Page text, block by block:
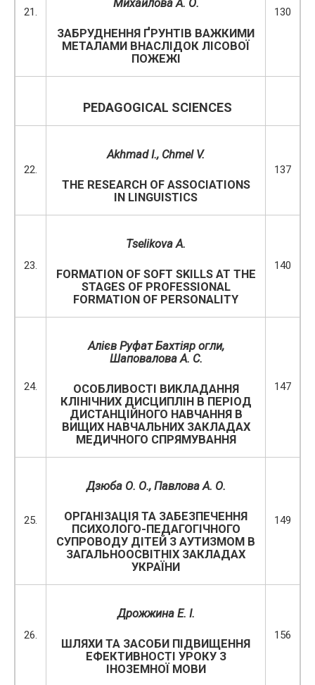
21.
Михайлова А. О.
ЗАБРУДНЕННЯ ҐРУНТІВ ВАЖКИМИ
МЕТАЛАМИ ВНАСЛІДОК ЛІСОВОЇ
ПОЖЕЖІ
130
PEDAGOGICAL SCIENCES
22.
Akhmad I., Chmel V.
THE RESEARCH OF ASSOCIATIONS
IN LINGUISTICS
137
23.
Tselikova A.
FORMATION OF SOFT SKILLS AT THE
STAGES OF PROFESSIONAL
FORMATION OF PERSONALITY
140
24.
Алієв Руфат Бахтіяр огли,
Шаповалова А. С.
ОСОБЛИВОСТІ ВИКЛАДАННЯ
КЛІНІЧНИХ ДИСЦИПЛІН В ПЕРІОД
ДИСТАНЦІЙНОГО НАВЧАННЯ В
ВИЩИХ НАВЧАЛЬНИХ ЗАКЛАДАХ
МЕДИЧНОГО СПРЯМУВАННЯ
147
25.
Дзюба О. О., Павлова А. О.
ОРГАНІЗАЦІЯ ТА ЗАБЕЗПЕЧЕННЯ
ПСИХОЛОГО-ПЕДАГОГІЧНОГО
СУПРОВОДУ ДІТЕЙ З АУТИЗМОМ В
ЗАГАЛЬНООСВІТНІХ ЗАКЛАДАХ
УКРАЇНИ
149
26.
Дрожжина Е. І.
ШЛЯХИ ТА ЗАСОБИ ПІДВИЩЕННЯ
ЕФЕКТИВНОСТІ УРОКУ З
ІНОЗЕМНОЇ МОВИ
156